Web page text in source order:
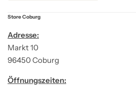
Store Coburg
Adresse:
Markt 10
96450 Coburg
Öffnungszeiten: